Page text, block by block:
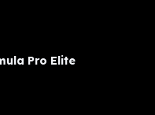
Pro Elite